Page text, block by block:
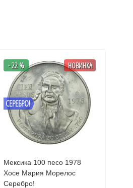
СЕРЕБРО!
- 22 % НОВИНКА
Мексика 100 песо 1978
Хосе Мария Морелос
Серебро!